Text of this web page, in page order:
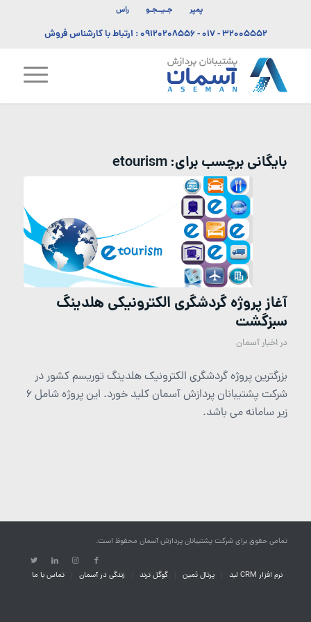
پمپر جـیــجـو راس
۳۲۰۰۵۵۵۲ - ۰۱۷ -۰۹۱۲۰۲۰۸۵۵۶: ارتباط با کارشناس فروش
بایگانی برچسب برای:etourism
آغاز پروژه گردشگری الکترونیکی هلدینگ
سبزگشت
دراخبار آسمان
بزرگترین پروژه گردشگری الکترونیک هلدینگ توریسم کشور در
شرکت پشتیبانان پردازش آسمان کلید خورد. این پروژه شامل 6
زیر سامانه می باشد.
تمامی حقوق برای شرکت پشتیبانان پردازش آسمان محفوظ است.
نرم افزار CRM لید پرتال ثمین گوگل ترند زندگی در آسمان تماس با ما